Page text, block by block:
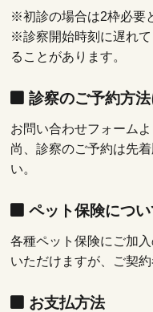
※初診の場合は2枠必要
※診察開始時刻に遅れ
ることがあります。
診察のご予約方
お問い合わせフォームよ
尚、診察のご予約は先
い。
ペット保険につい
各種ペット保険にご加
いただけますが、ご契
お支払方法